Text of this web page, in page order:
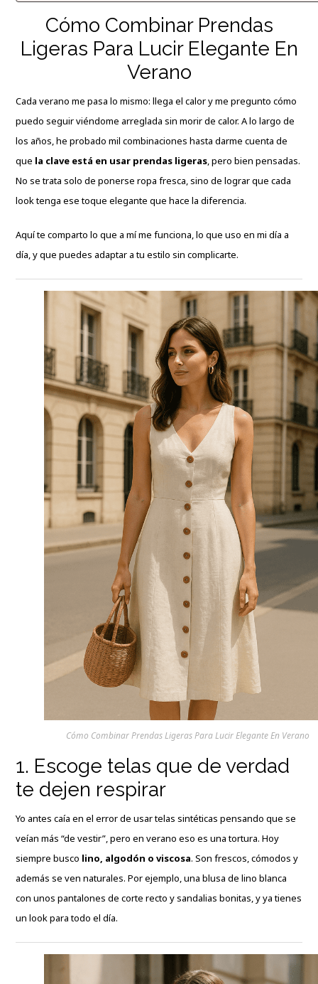
Cómo Combinar Prendas
Ligeras Para Lucir Elegante En
Verano
Cada verano me pasa lo mismo: llega el calor y me pregunto cómo
puedo seguir viéndome arreglada sin morir de calor. A lo largo de
los años, he probado mil combinaciones hasta darme cuenta de
que la clave está en usar prendas ligeras,pero bien pensadas.
No se trata solo de ponerse ropa fresca, sino de lograr que cada
look tenga ese toque elegante que hace la diferencia.
Aquí te comparto lo que a mí me funciona, lo que uso en mi día a
día, y que puedes adaptar a tu estilo sin complicarte.
Cómo Combinar Prendas Ligeras Para Lucir Elegante En Verano
1. Escoge telas que de verdad
te dejen respirar
Yo antes caía en el error de usar telas sintéticas pensando que se
veían más “de vestir”, pero en verano eso es una tortura. Hoy
siempre busco lino, algodón o viscosa. Son frescos, cómodos y
además se ven naturales. Por ejemplo, una blusa de lino blanca
con unos pantalones de corte recto y sandalias bonitas, y ya tienes
un look para todo el día.